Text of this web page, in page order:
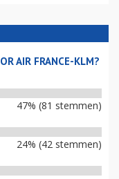
AIR FRANCE-KLM?
47% (81 stemmen)
24% (42 stemmen)